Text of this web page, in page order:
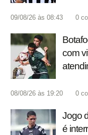
09/08/26 às 08:43 0
com
08/08/26 às 19:20 0
Jogo
é